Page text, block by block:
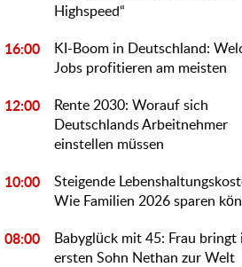
Highspeed“
16:00
KI-Boom in Deutschland:
Jobs profitieren am meisten
12:00
Rente 2030: Worauf sich
Deutschlands Arbeitnehmer
einstellen müssen
10:00
Steigende
Wie Familien 2026 sparen
08:00
Babyglück mit 45: Frau bringt
ersten Sohn Nethan zur Welt